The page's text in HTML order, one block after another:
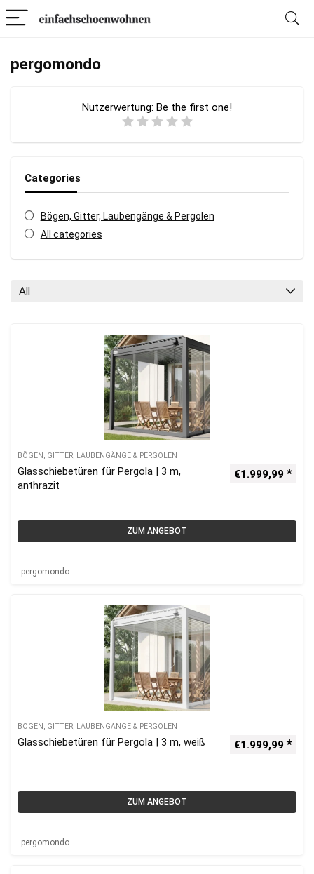
pergomondo
Nutzerwertung: Be the first one!
Categories
Bögen, Gitter, Laubengänge & Pergolen
All categories
All
BÖGEN, GITTER, LAUBENGÄNGE & PERGOLEN
Glasschiebetüren für Pergola | 3 m,
anthrazit
€1.999,99
ZUM ANGEBOT
pergomondo
BÖGEN, GITTER, LAUBENGÄNGE & PERGOLEN
Glasschiebetüren für Pergola | 3 m, weiß €1.999,99
ZUM ANGEBOT
pergomondo